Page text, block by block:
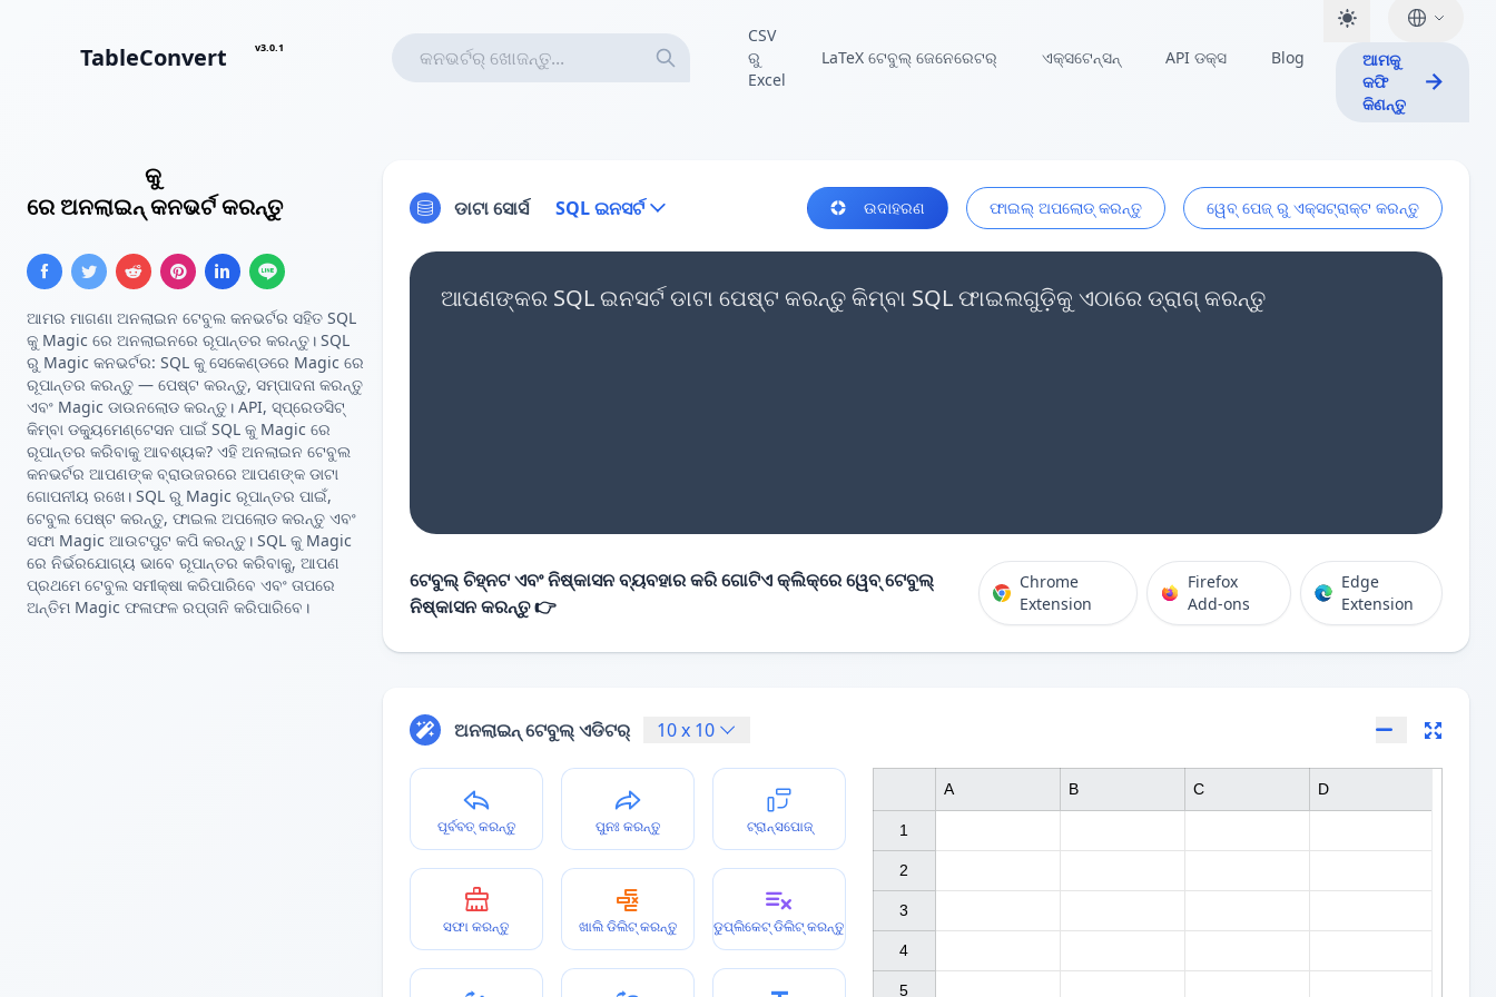
TableConvert v3.0.1
CSV
ରୁ
Excel
LaTeX ଟେବୁଲ୍ ଜେନେରେଟର୍ ଏକ୍ସଟେନ୍ସନ୍ API ଡକ୍ସ Blog
ଆମକୁ
କଫି
କିଣନ୍ତୁ
କୁ
ରେ ଅନଲାଇନ୍ କନଭର୍ଟ କରନ୍ତୁ
ଆମର ମାଗଣା ଅନଲାଇନ ଟେବୁଲ କନଭର୍ଟର ସହିତ SQL
କୁ Magic ରେ ଅନଲାଇନରେ ରୂପାନ୍ତର କରନ୍ତୁ। SQL
ରୁ Magic କନଭର୍ଟର: SQL କୁ ସେକେଣ୍ଡରେ Magic ରେ
ରୂପାନ୍ତର କରନ୍ତୁ — ପେଷ୍ଟ କରନ୍ତୁ, ସମ୍ପାଦନା କରନ୍ତୁ
ଏବଂ Magic ଡାଉନଲୋଡ କରନ୍ତୁ। API, ସ୍ପ୍ରେଡସିଟ୍
କିମ୍ବା ଡକ୍ୟୁମେଣ୍ଟେସନ ପାଇଁ SQL କୁ Magic ରେ
ରୂପାନ୍ତର କରିବାକୁ ଆବଶ୍ୟକ? ଏହି ଅନଲାଇନ ଟେବୁଲ
କନଭର୍ଟର ଆପଣଙ୍କ ବ୍ରାଉଜରରେ ଆପଣଙ୍କ ଡାଟା
ଗୋପନୀୟ ରଖେ। SQL ରୁ Magic ରୂପାନ୍ତର ପାଇଁ,
ଟେବୁଲ ପେଷ୍ଟ କରନ୍ତୁ, ଫାଇଲ ଅପଲୋଡ କରନ୍ତୁ ଏବଂ
ସଫା Magic ଆଉଟପୁଟ କପି କରନ୍ତୁ। SQL କୁ Magic
ରେ ନିର୍ଭରଯୋଗ୍ୟ ଭାବେ ରୂପାନ୍ତର କରିବାକୁ, ଆପଣ
ପ୍ରଥମେ ଟେବୁଲ ସମୀକ୍ଷା କରିପାରିବେ ଏବଂ ତାପରେ
ଅନ୍ତିମ Magic ଫଳାଫଳ ରପ୍ତାନି କରିପାରିବେ।
ଡାଟା ସୋର୍ସ SQL ଇନସର୍ଟ ଉଦାହରଣ ଫାଇଲ୍ ଅପଲୋଡ୍ କରନ୍ତୁ ୱେବ୍ ପେଜ୍ ରୁ ଏକ୍ସଟ୍ରାକ୍ଟ କରନ୍ତୁ
ଆପଣଙ୍କର SQL ଇନସର୍ଟ ଡାଟା ପେଷ୍ଟ କରନ୍ତୁ କିମ୍ବା SQL ଫାଇଲଗୁଡ଼ିକୁ ଏଠାରେ ଡ୍ରାଗ୍ କରନ୍ତୁ
ଟେବୁଲ୍ ଚିହ୍ନଟ ଏବଂ ନିଷ୍କାସନ ବ୍ୟବହାର କରି ଗୋଟିଏ କ୍ଲିକ୍‌ରେ ୱେବ୍ ଟେବୁଲ୍
ନିଷ୍କାସନ କରନ୍ତୁ 👉
Chrome
Extension
Firefox
Add-ons
Edge
Extension
ଅନଲାଇନ୍ ଟେବୁଲ୍ ଏଡିଟର୍ 10x 10
ପୂର୍ବବତ୍ କରନ୍ତୁ ପୁନଃ କରନ୍ତୁ ଟ୍ରାନ୍ସପୋଜ୍
ସଫା କରନ୍ତୁ ଖାଲି ଡିଲିଟ୍ କରନ୍ତୁ ଡୁପ୍ଲିକେଟ୍ ଡିଲିଟ୍ କରନ୍ତୁ
1
2
3
4
5
A B C D